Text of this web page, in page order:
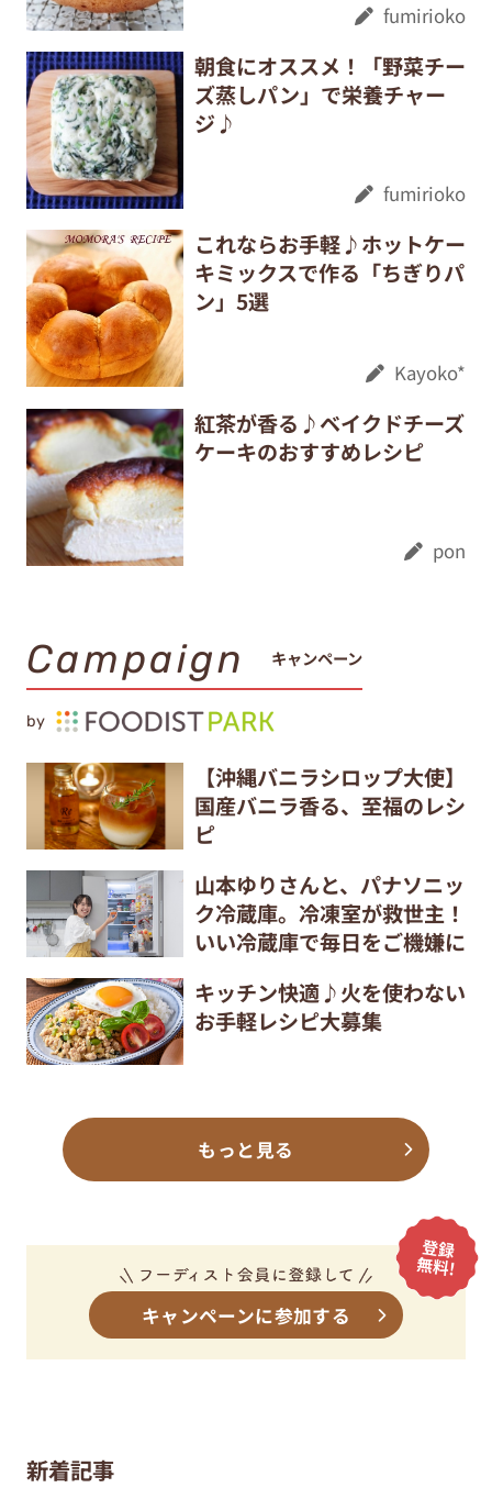
fumirioko
朝食にオススメ！「野菜チー
ズ蒸しパン」で栄養チャー
ジ♪
fumirioko
これならお手軽♪ホットケー
キミックスで作る「ちぎりパ
ン」5選
Kayoko*
紅茶が香る♪ベイクドチーズ
ケーキのおすすめレシピ
pon
Campaign キャンペーン
by
【沖縄バニラシロップ大使】
国産バニラ香る、至福のレシ
ピ
山本ゆりさんと、パナソニッ
ク冷蔵庫。冷凍室が救世主！
いい冷蔵庫で毎日をご機嫌に
キッチン快適♪火を使わない
お手軽レシピ大募集
もっと見る
キャンペーンに参加する
新着記事